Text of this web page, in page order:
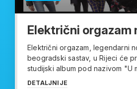
Električni orgazam
Električni orgazam, legendarni
beogradski sastav, u Rijeci će
studijski album pod nazivom "U
DETALJNIJE